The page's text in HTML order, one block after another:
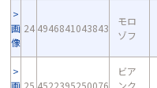
画
像
24 4946841043843
モロ
ゾフ
画 25 4522395250076
ビア
ンク